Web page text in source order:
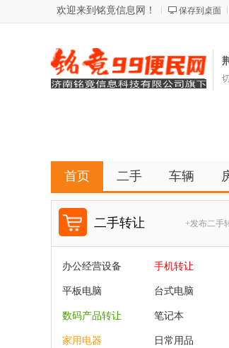
欢迎来到铭竟信息网！ 保存到桌面
首页 二手 车辆
二手转让 +发布二手
办公经营设备 手机转让
平板电脑 台式电脑
数码产品转让 笔记本
家用电器 日常用品